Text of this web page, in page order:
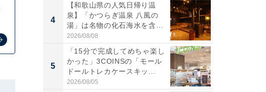
4
【和歌山県の人気日帰り温
泉】「かつらぎ温泉 八風の
湯」は名物の化石海水を含ん
だ濃...
2026/08/08
5
「15分で完成してめちゃ楽し
かった」3COINSの「モール
ドールトレカケースキッ...
2026/08/05